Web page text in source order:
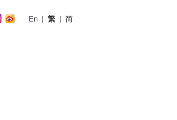
En | 繁 | 简